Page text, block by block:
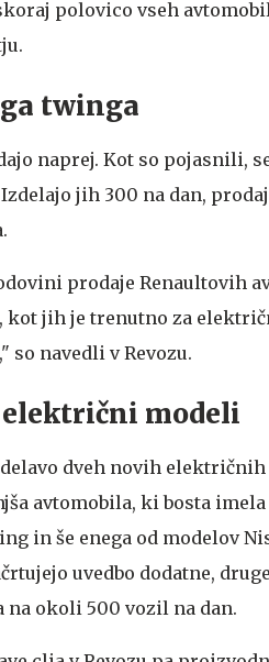
polovico vseh
twinga
naprej. Kot so pojasnili,
jih 300 na dan,
prodaje Renaultovih
jih je trenutno za
so navedli v Revozu.
modeli
dveh novih električnih
avtomobila, ki bosta
in še enega od modelov
uvedbo dodatne,
na okoli 500 vozil na dan.